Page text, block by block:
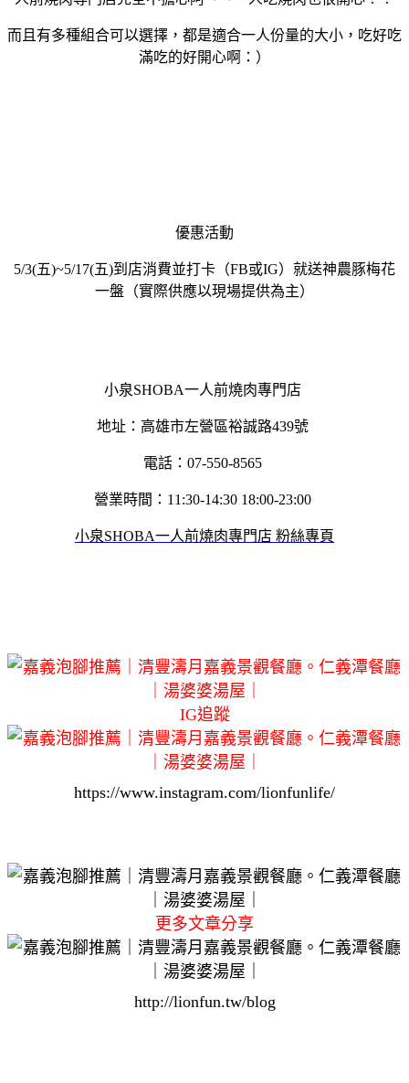
而且有多種組合可以選擇，都是適合一人份量的大小，吃好吃
滿吃的好開心啊：）
優惠活動
5/3(五)~5/17(五)到店消費並打卡（FB或IG）就送神農豚梅花
一盤（實際供應以現場提供為主）
小泉SHOBA一人前燒肉專門店
地址：高雄市左營區裕誠路439號
電話：07-550-8565
營業時間：11:30-14:30 18:00-23:00
小泉SHOBA一人前燒肉專門店 粉絲專頁
IG追蹤
https://www.instagram.com/lionfunlife/
更多文章分享
http://lionfun.tw/blog